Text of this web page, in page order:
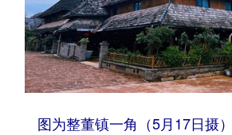
图为整董镇一角（5月17日摄